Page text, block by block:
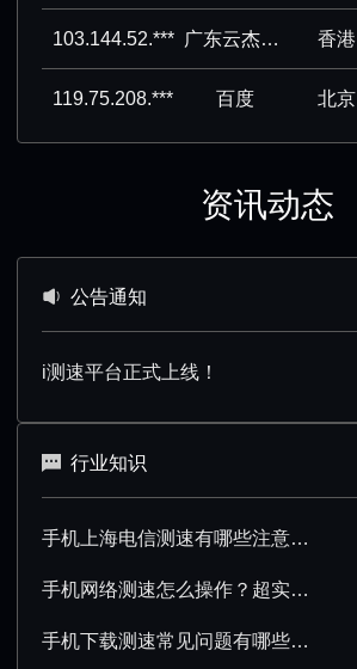
103.144.52.*** 广东云杰通信有限公司 香港
119.75.208.*** 百度 北京
资讯动态
公告通知
i测速平台正式上线！
行业知识
手机上海电信测速有哪些注意事项？看完少走弯路
手机网络测速怎么操作？超实用步骤与技巧分享
手机下载测速常见问题有哪些？一文解答所有疑惑